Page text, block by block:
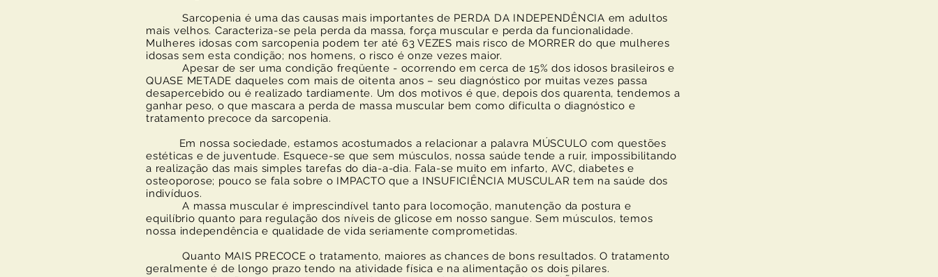
Sarcopenia é uma das causas mais importantes de PERDA DA INDEPENDÊNCIA em adultos
mais velhos. Caracteriza-se pela perda da massa, força muscular e perda da funcionalidade.
Mulheres idosas com sarcopenia podem ter até 63 VEZES mais risco de MORRER do que mulheres
idosas sem esta condição; nos homens, o risco é onze vezes maior.
Apesar de ser uma condição freqüente - ocorrendo em cerca de 15% dos idosos brasileiros e
QUASE METADE daqueles com mais de oitenta anos – seu diagnóstico por muitas vezes passa
desapercebido ou é realizado tardiamente. Um dos motivos é que, depois dos quarenta, tendemos a
ganhar peso, o que mascara a perda de massa muscular bem como dificulta o diagnóstico e
tratamento precoce da sarcopenia.
Em nossa sociedade, estamos acostumados a relacionar a palavra MÚSCULO com questões
estéticas e de juventude. Esquece-se que sem músculos, nossa saúde tende a ruir, impossibilitando
a realização das mais simples tarefas do dia-a-dia. Fala-se muito em infarto, AVC, diabetes e
osteoporose; pouco se fala sobre o IMPACTO que a INSUFICIÊNCIA MUSCULAR tem na saúde dos
indivíduos.
A massa muscular é imprescindível tanto para locomoção, manutenção da postura e
equilíbrio quanto para regulação dos níveis de glicose em nosso sangue. Sem músculos, temos
nossa independência e qualidade de vida seriamente comprometidas.
Quanto MAIS PRECOCE o tratamento, maiores as chances de bons resultados. O tratamento
geralmente é de longo prazo tendo na atividade física e na alimentação os dois pilares.